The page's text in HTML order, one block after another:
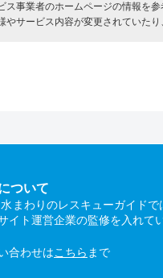
ス事業者のホームページの情報を
やサービス内容が変更されていた
ついて
まわりのレスキューガイド
イト運営企業の監修を入れて
合わせはこちら まで